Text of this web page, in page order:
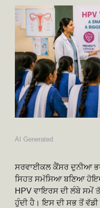
AI Generated
ਸਰਵਾਈਕਲ ਕੈਂਸਰ ਦੁਨੀਆ
ਸਿਹਤ ਸਮੱਸਿਆ ਬਣਿਆ
HPV ਵਾਇਰਸ ਦੀ ਲੰਬੇ ਸਮੇਂ
ਹੁੰਦੀ ਹੈ। ਇਸ ਦੀ ਸਭ ਤੋਂ